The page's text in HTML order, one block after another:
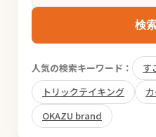
検
人気の検索キーワード：
す
トリックテイキング
OKAZU brand